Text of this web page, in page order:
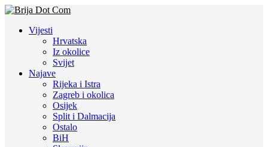
Vijesti
Hrvatska
Iz okolice
Svijet
Najave
Rijeka i Istra
Zagreb i okolica
Osijek
Split i Dalmacija
Ostalo
BiH